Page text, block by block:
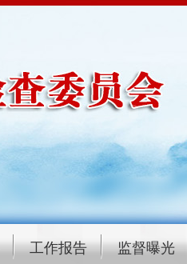
工作报告 监督曝光